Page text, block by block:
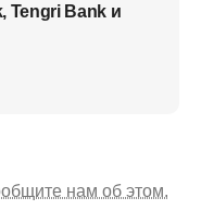
Tengri Bank и
нам об этом.